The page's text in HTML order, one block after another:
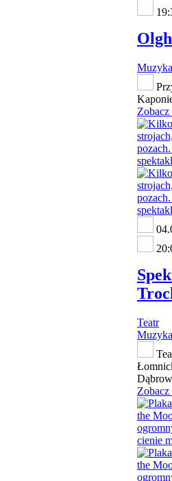
Muzyka
Zobacz
Teatr
Muzyka
Zobacz